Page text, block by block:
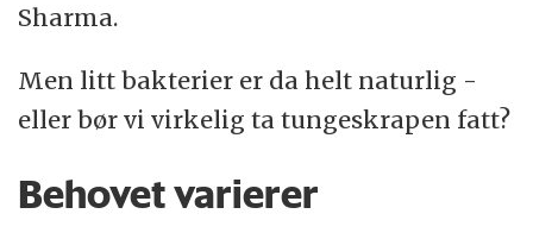
Sharma.
Men litt bakterier er da helt naturlig -
eller bør vi virkelig ta tungeskrapen fatt?
Behovet varierer